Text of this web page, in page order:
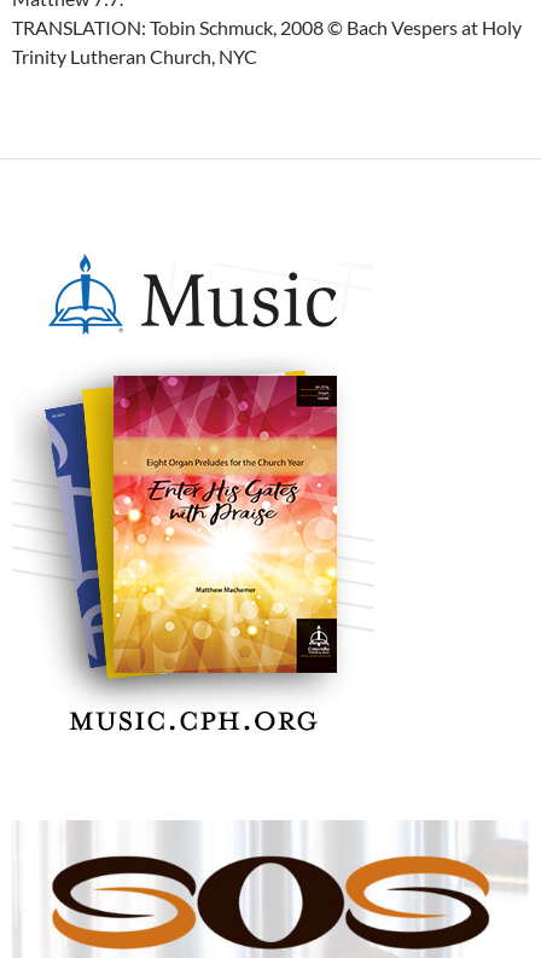
TRANSLATION: Tobin Schmuck, 2008 © Bach Vespers at Holy
Trinity Lutheran Church, NYC